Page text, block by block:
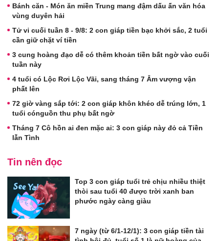
Bánh căn - Món ăn miền Trung mang đậm dấu ấn văn hóa
vùng duyên hải
Tử vi cuối tuần 8 - 9/8: 2 con giáp tiền bạc khởi sắc, 2 tuổi
cần giữ chặt ví tiền
3 cung hoàng đạo dễ có thêm khoản tiền bất ngờ vào cuối
tuần này
4 tuổi có Lộc Rơi Lộc Vãi, sang tháng 7 Âm vượng vận
phất lên
72 giờ vàng sắp tới: 2 con giáp khôn khéo dễ trúng lớn, 1
tuổi cónguồn thu phụ bất ngờ
Tháng 7 Cô hồn ai đen mặc ai: 3 con giáp này đỏ cả Tiền
lẫn Tình
Tin nên đọc
Top 3 con giáp tuổi trẻ chịu nhiều thiệt
thòi sau tuổi 40 được trời xanh ban
phước ngày càng giàu
7 ngày (từ 6/1-12/1): 3 con giáp tiền tài